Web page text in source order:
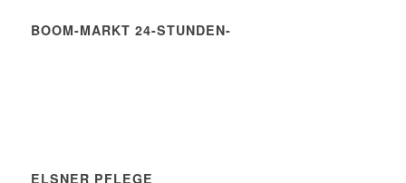
BOOM-MARKT 24-STUNDEN-
ELSNER PFLEGE